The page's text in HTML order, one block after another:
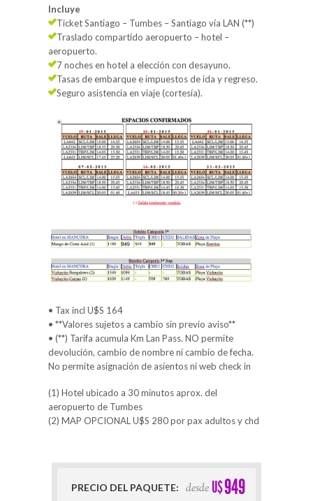
Incluye
Ticket Santiago – Tumbes – Santiago vía LAN (**)
Traslado compartido aeropuerto – hotel –
aeropuerto.
7 noches en hotel a elección con desayuno.
Tasas de embarque e impuestos de ida y regreso.
Seguro asistencia en viaje (cortesía).
• Tax incl U$S 164
• **Valores sujetos a cambio sin previo aviso**
• (**) Tarifa acumula Km Lan Pass. NO permite
devolución, cambio de nombre ni cambio de fecha.
No permite asignación de asientos ni web check in
(1) Hotel ubicado a 30 minutos aprox. del
aeropuerto de Tumbes
(2) MAP OPCIONAL U$S 280 por pax adultos y chd
PRECIO DEL PAQUETE: desde U$949